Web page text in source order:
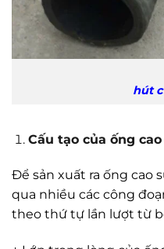
Rồng
hút
Cấu tạo của ống
Để sản xuất ra ống cao
qua nhiều các công
theo thứ tự lần lượt từ